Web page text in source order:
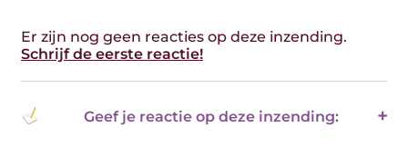
Er zijn nog geen reacties op deze inzending.
Schrijf de eerste reactie!
Geef je reactie op deze inzending: